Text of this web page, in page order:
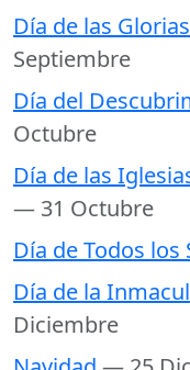
Día de las
Septiembre
Día del
Octubre
Día de las
— 31 Octubre
Día de Todos los
Día de la
Diciembre